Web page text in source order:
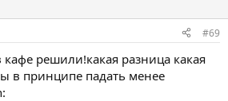
#69
кафе решили!какая разница какая
в принципе падать менее